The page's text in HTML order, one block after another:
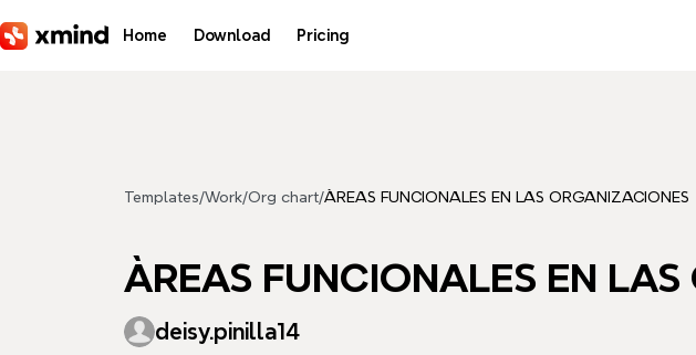
Home Download Pricing
Templates/Work/Org chart/ÀREAS FUNCIONALES EN LAS ORGANIZACIONES
ÀREAS FUNCIONALES EN
deisy.pinilla14